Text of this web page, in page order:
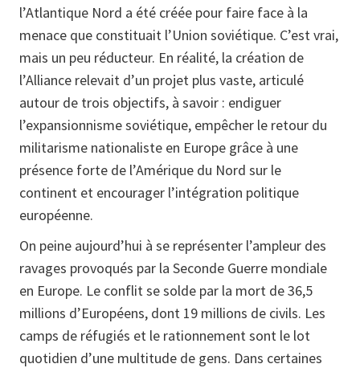
l’Atlantique Nord a été créée pour faire face à la
menace que constituait l’Union soviétique. C’est vrai,
mais un peu réducteur. En réalité, la création de
l’Alliance relevait d’un projet plus vaste, articulé
autour de trois objectifs, à savoir : endiguer
l’expansionnisme soviétique, empêcher le retour du
militarisme nationaliste en Europe grâce à une
présence forte de l’Amérique du Nord sur le
continent et encourager l’intégration politique
européenne.
On peine aujourd’hui à se représenter l’ampleur des
ravages provoqués par la Seconde Guerre mondiale
en Europe. Le conflit se solde par la mort de 36,5
millions d’Européens, dont 19 millions de civils. Les
camps de réfugiés et le rationnement sont le lot
quotidien d’une multitude de gens. Dans certaines